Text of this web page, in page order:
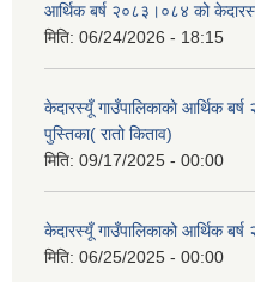
आर्थिक बर्ष २०८३।०८४ को
मिति: 06/24/2026 - 18:15
केदारस्यूँ गाउँपालिकाकाे आर्थिक
पुस्तिका( रातो किताव)
मिति: 09/17/2025 - 00:00
केदारस्यूँ गाउँपालिकाको आर्थिक
मिति: 06/25/2025 - 00:00